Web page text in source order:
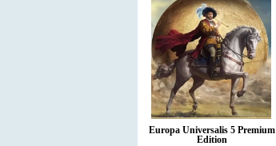
Europa Universalis 5 Premium
Edition